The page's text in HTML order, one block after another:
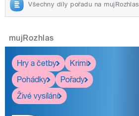
Všechny díly pořadu na mujRozhlas
mujRozhlas
Hry a četby
Krimi
Pohádky
Pořady
Živé vysílání